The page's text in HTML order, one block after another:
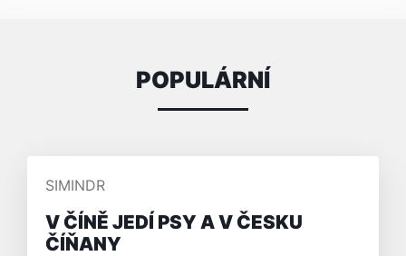
POPULÁRNÍ
PŘIDAL/A
SIMINDR
V ČÍNĚ JEDÍ PSY A V ČESKU
ČÍŇANY